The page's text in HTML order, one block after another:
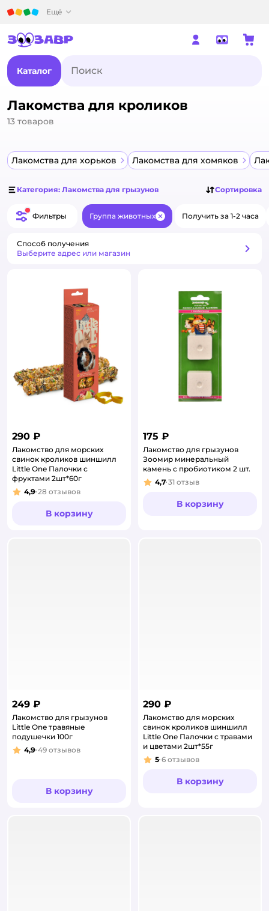
Ещё
Каталог
Лакомства для кроликов
13 товаров
Лакомства для хорьков Лакомства для хомяков
Категория: Лакомства для грызунов Сортировка
Фильтры Группа животных ЗакрытьПолучить за 1-2 часа
Способ получения
Выберите адрес или магазин
290 ₽
Лакомство для морских
свинок кроликов шиншилл
Little One Палочки с
фруктами 2шт*60г
Рейтинг:
4,9 28 отзывов
В корзину
175 ₽
Лакомство для грызунов
Зоомир минеральный
камень с пробиотиком 2 шт.
Рейтинг:
4,7 31 отзыв
В корзину
249 ₽
Лакомство для грызунов
Little One травяные
подушечки 100г
Рейтинг:
4,9 49 отзывов
В корзину
290 ₽
Лакомство для морских
свинок кроликов шиншилл
Little One Палочки с травами
и цветами 2шт*55г
Рейтинг:
5 6 отзывов
В корзину